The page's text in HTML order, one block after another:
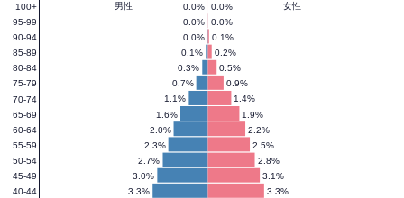
ン
ビ
ア
の
3.3%
3.3%
3.1%
3.0%
2.8%
2.7%
2.5%
2.3%
2.2%
2.0%
1.9%
1.6%
1.4%
1.1%
0.9%
0.7%
0.5%
0.3%
0.2%
0.1%
0.1%
0.0%
0.0%
0.0%
0.0%
0.0% 女性
男性
40-44
45-49
50-54
55-59
60-64
65-69
70-74
75-79
80-84
85-89
90-94
95-99
100+